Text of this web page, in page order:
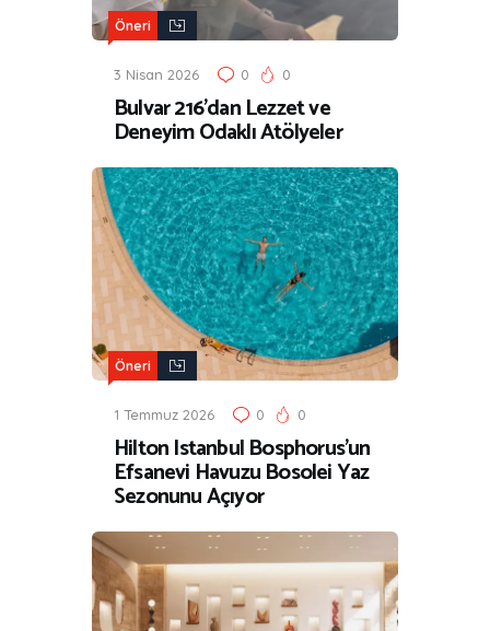
Öneri
3 Nisan 2026 0 0
Bulvar 216’dan Lezzet ve
Deneyim Odaklı Atölyeler
Öneri
1 Temmuz 2026 0 0
Hilton Istanbul Bosphorus’un
Efsanevi Havuzu Bosolei Yaz
Sezonunu Açıyor